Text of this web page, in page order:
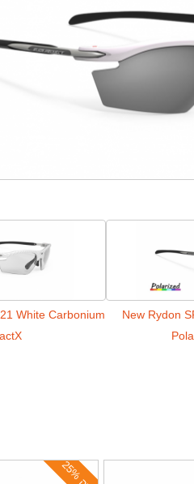
New Rydon
White Carbonium
ה
נ
ח
ה
2
5